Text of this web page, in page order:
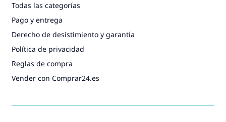
Todas las categorías
Pago y entrega
Derecho de desistimiento y garantía
Política de privacidad
Reglas de compra
Vender con Comprar24.es